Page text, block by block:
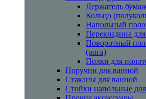
Держатель
Кольцо
Напольный
Перекладина
Поворотный
(рога)
Полки для
Поручни для ванной
Стаканы для ванной
Стойки напольные